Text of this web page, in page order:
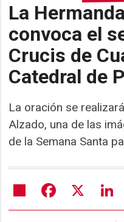
La
convoca el
Crucis de
Catedral de
La oración se
Alzado, una de las
de la Semana Santa
Share Facebook